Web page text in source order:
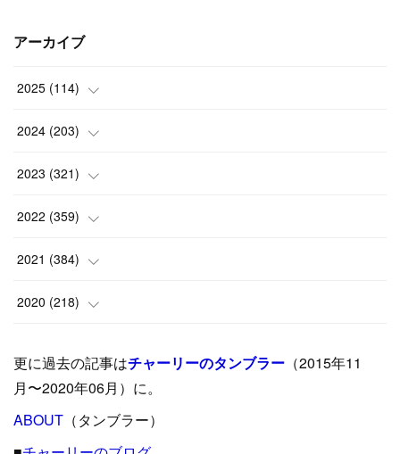
アーカイブ
2025 (114)
(1)
(8)
(6)
(9 )
( 5 )
( 15
(24)
2024 (203)
(24)
(10)
(18)
(17)
)
(12)
2023 (321)
(25)
(17)
(35)
(33 )
(26)
2022 (359)
(42)
(37)
(31)
(31)
2021 (384)
(9)
(39)
( 23)
2020 (218)
(24)
( 42)
更に過去の記事はチャーリーのタンブラー （2015年11
月〜2020年06月）に。
ABOUT （タンブラー）